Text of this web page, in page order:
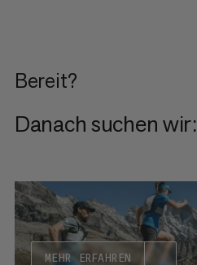
Bereit?
Danach suchen wir:
MEHR ERFAHREN